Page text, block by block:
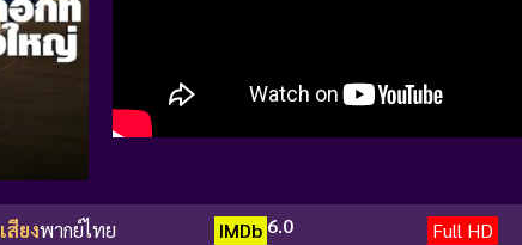
เสียงพากย์ไทย IMDb 6.0 Full HD